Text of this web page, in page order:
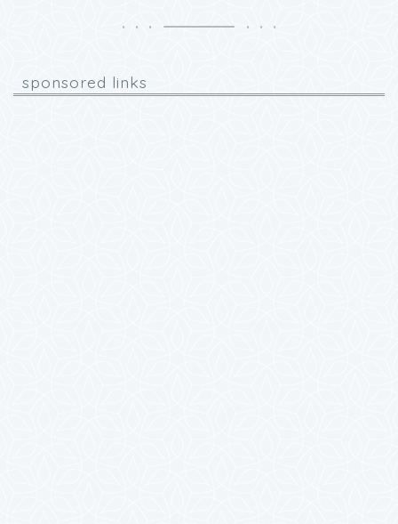
sponsored links